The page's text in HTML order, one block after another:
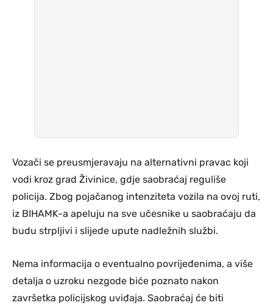
Vozači se preusmjeravaju na alternativni pravac koji
vodi kroz grad Živinice, gdje saobraćaj reguliše
policija. Zbog pojačanog intenziteta vozila na ovoj ruti,
iz BIHAMK-a apeluju na sve učesnike u saobraćaju da
budu strpljivi i slijede upute nadležnih službi.
Nema informacija o eventualno povrijeđenima, a više
detalja o uzroku nezgode biće poznato nakon
završetka policijskog uviđaja. Saobraćaj će biti